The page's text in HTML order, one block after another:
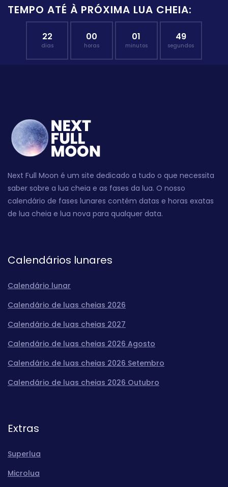
TEMPO ATÉ À PRÓXIMA LUA CHEIA:
22
dias
00
horas
01
minutos
48
segundos
Next Full Moon é um site dedicado a tudo o que necessita
saber sobre a lua cheia e as fases da lua. O nosso
calendário de fases lunares contém datas e horas exatas
de lua cheia e lua nova para qualquer data.
Calendários lunares
Calendário lunar
Calendário de luas cheias 2026
Calendário de luas cheias 2027
Calendário de luas cheias 2026 Agosto
Calendário de luas cheias 2026 Setembro
Calendário de luas cheias 2026 Outubro
Extras
Superlua
Microlua